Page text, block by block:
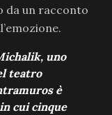
da un racconto
uno
teatro
è
cui cinque